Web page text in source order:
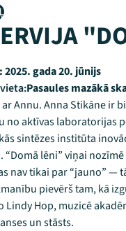
2025. gada 20. jūnijs
Pasaules mazākā
Annu. Anna Stikāne ir
no aktīvas laboratorijas
sintēzes institūta
“Domā lēni” viņai
nav tikai par “jauno” —
pievērš tam, kā
Lindy Hop, muzicē
un stāsts.